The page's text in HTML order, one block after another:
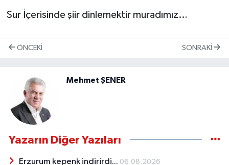
Sur İçerisinde şiir dinlemektir muradımız…
ÖNCEKI SONRAKI
Mehmet ŞENER
Yazarın Diğer Yazıları
Erzurum kepenk indirirdi... 06.08.2026